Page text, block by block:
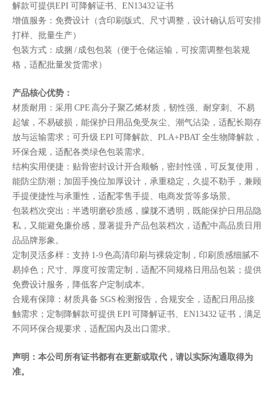
解款可提供EPI 可降解证书、EN13432 证书
增值服务：免费设计（含印刷版式、尺寸调整，设计确认后可安排
打样、批量生产）
包装方式：成捆 / 成包包装（便于仓储运输，可按需调整包装规
格，适配批量发货需求）
产品核心优势：
材质耐用：采用 CPE 高分子聚乙烯材质，韧性强、耐穿刺、不易
起皱，不易破损，能保护日用品免受灰尘、潮气沾染，适配长期存
放与运输需求；可升级 EPI 可降解款、PLA+PBAT 全生物降解款，
环保合规，适配各类绿色包装需求。
结构实用便捷：贴骨密封设计开合顺畅，密封性强，可反复使用，
能防尘防潮；加固手挽位加厚设计，承重稳定，久提不勒手，兼顾
手提便捷性与承重性，适配零售手提、电商发货等多场景。
包装档次突出：半透明磨砂质感，朦胧不透明，既能保护日用品隐
私，又能避免廉价感，显著提升产品包装档次，适配中高品质日用
品品牌形象。
定制灵活多样：支持 1-9 色高清印刷与裸袋定制，印刷质感细腻不
易掉色；尺寸、厚度可按需定制，适配不同规格日用品包装；提供
免费设计服务，降低客户定制成本。
合规有保障：材质具备 SGS 检测报告，合规安全，适配日用品接
触需求；定制降解款可提供 EPI 可降解证书、EN13432 证书，满足
不同环保合规要求，适配国内及出口需求。
声明：本公司所有证书都有在更新或取代，请以实际沟通取得为
准。